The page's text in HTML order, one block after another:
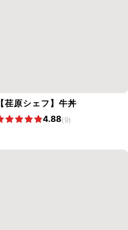
【荏原シェフ】牛丼
4.88(9)